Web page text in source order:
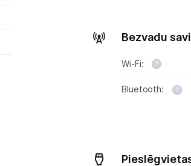
Bezvadu
Wi-Fi:
Bluetooth: